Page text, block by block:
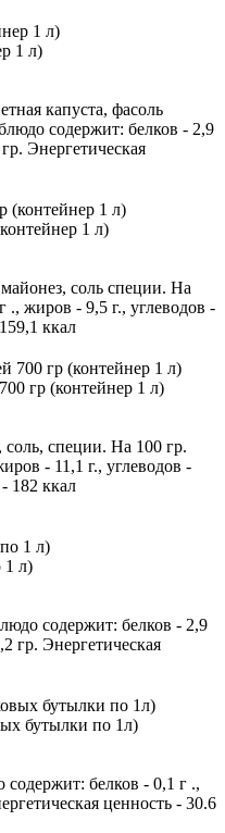
1 л)
капуста, фасоль
содержит: белков - 2,9
Энергетическая
1 л)
соль специи. На
., жиров - 9,5 г., углеводов -
ккал
гр (контейнер 1 л)
специи. На 100 гр.
- 11,1 г., углеводов -
182 ккал
1 л)
содержит: белков - 2,9
гр. Энергетическая
бутылки по 1л)
белков - 0,1 г .,
ценность - 30.6